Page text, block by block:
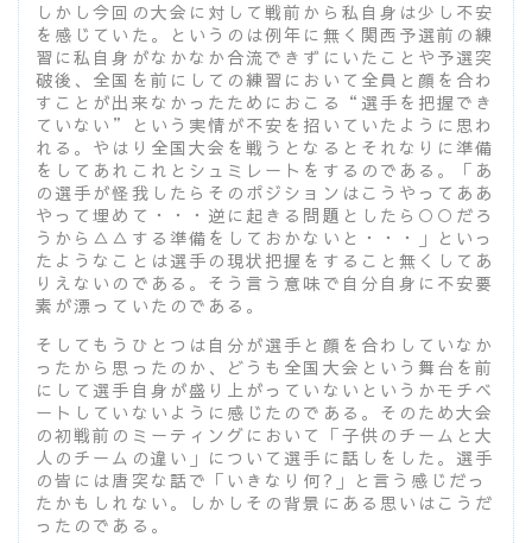
しかし今回の大会に対して戦前から私自身は少し不安
を感じていた。というのは例年に無く関西予選前の練
習に私自身がなかなか合流できずにいたことや予選突
破後、全国を前にしての練習において全員と顔を合わ
すことが出来なかったためにおこる“選手を把握でき
ていない”という実情が不安を招いていたように思わ
れる。やはり全国大会を戦うとなるとそれなりに準備
をしてあれこれとシュミレートをするのである。「あ
の選手が怪我したらそのポジションはこうやってああ
やって埋めて・・・逆に起きる問題としたら○○だろ
うから△△する準備をしておかないと・・・」といっ
たようなことは選手の現状把握をすること無くしてあ
りえないのである。そう言う意味で自分自身に不安要
素が漂っていたのである。
そしてもうひとつは自分が選手と顔を合わしていなか
ったから思ったのか、どうも全国大会という舞台を前
にして選手自身が盛り上がっていないというかモチベ
ートしていないように感じたのである。そのため大会
の初戦前のミーティングにおいて「子供のチームと大
人のチームの違い」について選手に話しをした。選手
の皆には唐突な話で「いきなり何?」と言う感じだっ
たかもしれない。しかしその背景にある思いはこうだ
ったのである。